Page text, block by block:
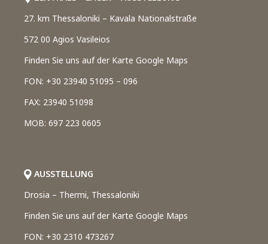
27. km Thessaloniki – Kavala Nationalstraße
572 00 Agios Vasileios
Finden Sie uns auf der Karte Google Maps
FON: +30 23940 51095 – 096
FAX: 23940 51098
MOB: 697 223 0605
AUSSTELLUNG
Drosia – Thermi, Thessaloniki
Finden Sie uns auf der Karte Google Maps
FON: +30 2310 473267